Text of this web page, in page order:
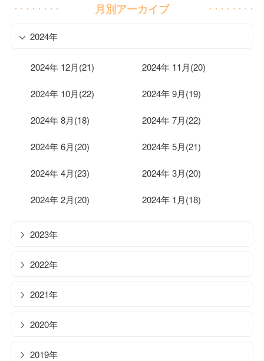
月別アーカイブ
2024年
2024年 12月(21) 2024年 11月(20)
2024年 10月(22) 2024年 9月(19)
2024年 8月(18) 2024年 7月(22)
2024年 6月(20) 2024年 5月(21)
2024年 4月(23) 2024年 3月(20)
2024年 2月(20) 2024年 1月(18)
2023年
2022年
2021年
2020年
2019年